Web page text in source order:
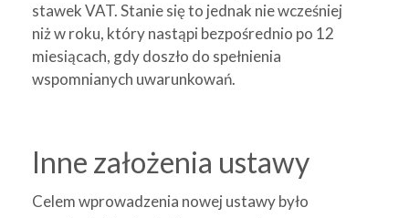
stawek VAT. Stanie się to jednak nie wcześniej
niż w roku, który nastąpi bezpośrednio po 12
miesiącach, gdy doszło do spełnienia
wspomnianych uwarunkowań.
Inne założenia ustawy
Celem wprowadzenia nowej ustawy było